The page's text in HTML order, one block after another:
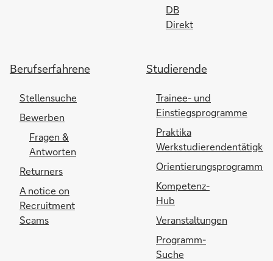
DB
Direkt
Berufserfahrene
Stellensuche
Bewerben
Fragen &
Antworten
Returners
A notice on
Recruitment
Scams
Studierende
Trainee- und
Einstiegsprogramme
Praktika
Orientierungsprogramme
Kompetenz-
Hub
Veranstaltungen
Programm-
Suche